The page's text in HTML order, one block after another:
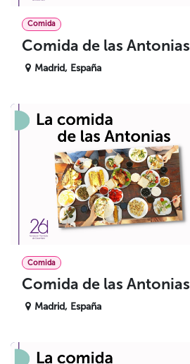
Comida
Comida de las Antonias
Madrid, España
Comida
Comida de las Antonias
Madrid, España